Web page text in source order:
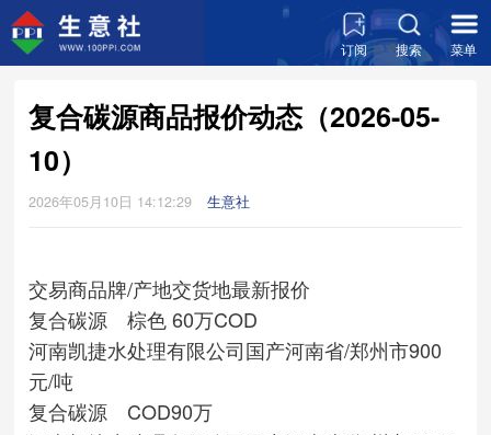
订阅 搜索 菜单
复合碳源商品报价动态（2026-05-
10）
2026年05月10日 14:12:29 生意社
交易商品牌/产地交货地最新报价
复合碳源 棕色 60万COD
河南凯捷水处理有限公司国产河南省/郑州市900
元/吨
复合碳源 COD90万